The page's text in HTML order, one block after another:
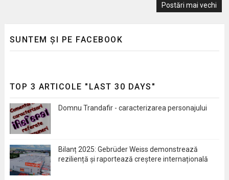
Postări mai vechi
SUNTEM ȘI PE FACEBOOK
TOP 3 ARTICOLE "LAST 30 DAYS"
Domnu Trandafir - caracterizarea personajului
Bilanț 2025: Gebrüder Weiss demonstrează
reziliență și raportează creștere internațională